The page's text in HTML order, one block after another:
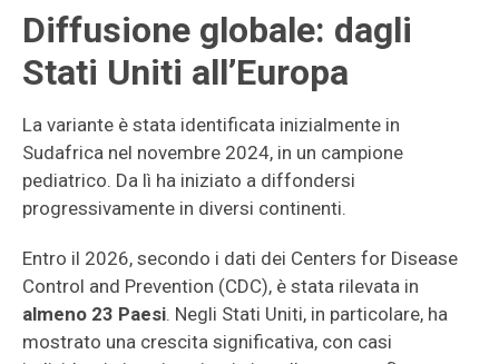
Diffusione globale: dagli
Stati Uniti all’Europa
La variante è stata identificata inizialmente in
Sudafrica nel novembre 2024, in un campione
pediatrico. Da lì ha iniziato a diffondersi
progressivamente in diversi continenti.
Entro il 2026, secondo i dati dei Centers for Disease
Control and Prevention (CDC), è stata rilevata in
almeno 23 Paesi. Negli Stati Uniti, in particolare, ha
mostrato una crescita significativa, con casi